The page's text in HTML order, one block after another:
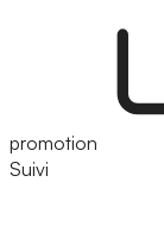
promotion
Suivi